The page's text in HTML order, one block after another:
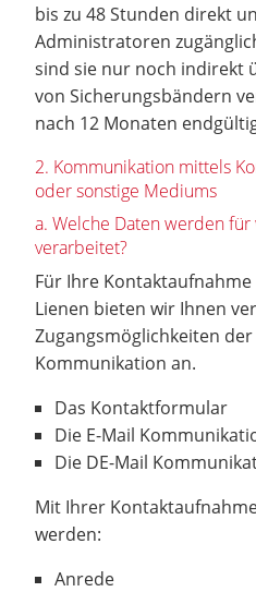
bis zu 48 Stunden direkt
Administratoren
sind sie nur noch indirekt
von Sicherungsbändern
nach 12 Monaten
2. Kommunikation mittels
oder sonstige Mediums
a. Welche Daten werden
verarbeitet?
Für Ihre
Lienen bieten wir Ihnen
Zugangsmöglichkeiten
Kommunikation an.
Das Kontaktformular
Die E-Mail
Die DE-Mail
Mit Ihrer
werden:
Anrede